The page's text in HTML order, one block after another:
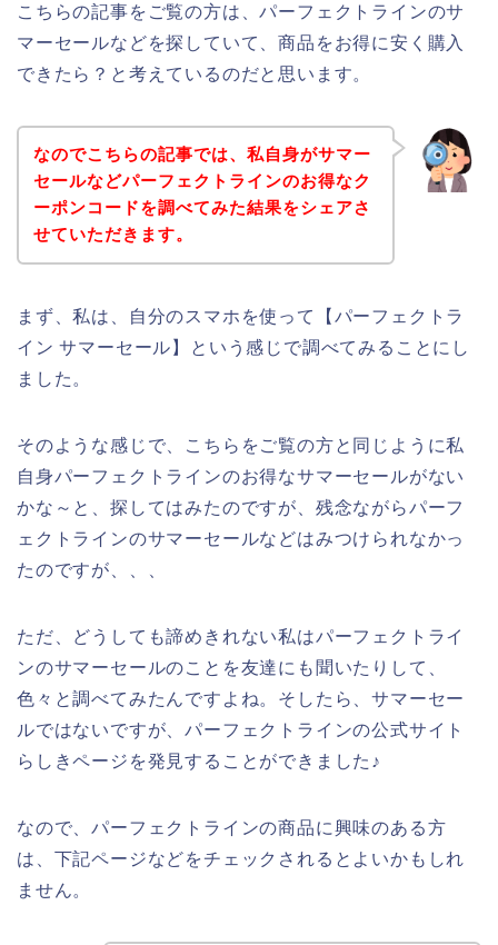
こちらの記事をご覧の方は、パーフェクトラインのサ
マーセールなどを探していて、商品をお得に安く購入
できたら？と考えているのだと思います。
なのでこちらの記事では、私自身がサマー
セールなどパーフェクトラインのお得なク
ーポンコードを調べてみた結果をシェアさ
せていただきます。
まず、私は、自分のスマホを使って【パーフェクトラ
イン サマーセール】という感じで調べてみることにし
ました。
そのような感じで、こちらをご覧の方と同じように私
自身パーフェクトラインのお得なサマーセールがない
かな～と、探してはみたのですが、残念ながらパーフ
ェクトラインのサマーセールなどはみつけられなかっ
たのですが、、、
ただ、どうしても諦めきれない私はパーフェクトライ
ンのサマーセールのことを友達にも聞いたりして、
色々と調べてみたんですよね。そしたら、サマーセー
ルではないですが、パーフェクトラインの公式サイト
らしきページを発見することができました♪
なので、パーフェクトラインの商品に興味のある方
は、下記ページなどをチェックされるとよいかもしれ
ません。